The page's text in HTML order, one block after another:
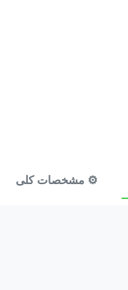
⚙️ مشخصات کلی